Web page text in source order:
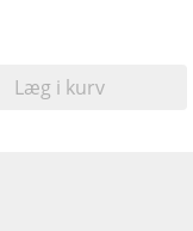
Læg i kurv